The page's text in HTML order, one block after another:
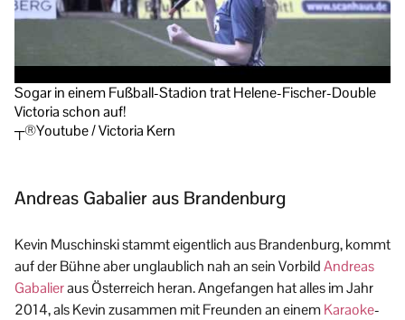
Sogar in einem Fußball-Stadion trat Helene-Fischer-Double
Victoria schon auf!
┬®Youtube / Victoria Kern
Andreas Gabalier aus Brandenburg
Kevin Muschinski stammt eigentlich aus Brandenburg, kommt
auf der Bühne aber unglaublich nah an sein VorbildAndreas
Gabalieraus Österreich heran. Angefangen hat alles im Jahr
2014, als Kevin zusammen mit Freunden an einemKaraoke-